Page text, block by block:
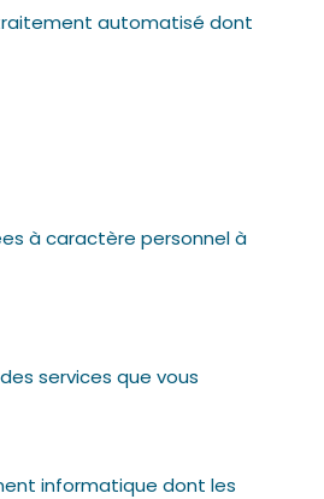
automatisé dont
à caractère personnel à
services que vous
informatique dont les